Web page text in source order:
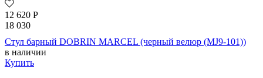
12 620 Р
18 030
Стул барный DOBRIN MARCEL (черный велюр (MJ9-101))
в наличии
Купить